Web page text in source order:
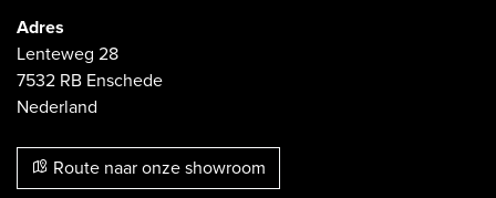
Adres
Lenteweg 28
7532 RB Enschede
Nederland
Route naar onze showroom